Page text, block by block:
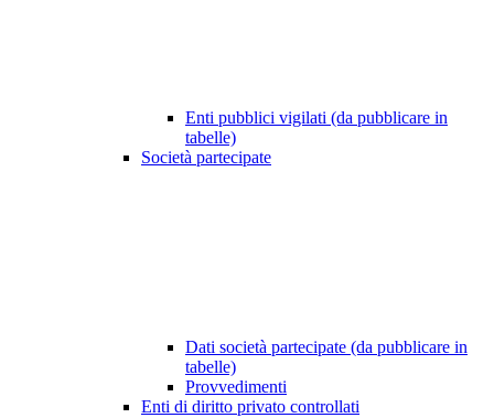
Enti pubblici vigilati (da pubblicare in
tabelle)
Società partecipate
Dati società partecipate (da pubblicare in
tabelle)
Provvedimenti
Enti di diritto privato controllati